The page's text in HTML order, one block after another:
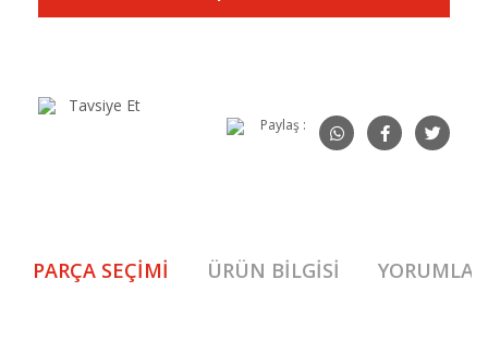
Tavsiye Et
Paylaş :
PARÇA SEÇIMI ÜRÜN BILGISI YORUMLAR